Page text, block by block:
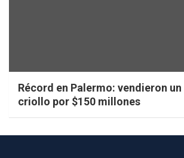
Récord en Palermo: vendieron
criollo por $150 millones